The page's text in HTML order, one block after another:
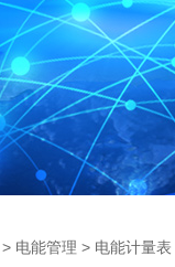
> 电能管理 > 电能计量表